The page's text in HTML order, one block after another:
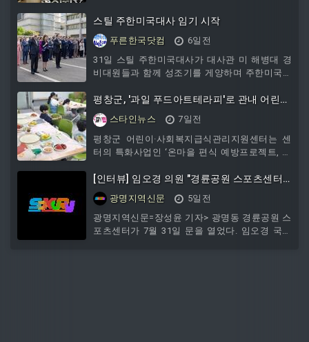
알려지지 않았다. GPT-6로 명명할지 GPT-5.7 같
은 GPT-5 계열
어로 일하던 그는
스틸 주한미국대사 임기 시작
푸른한국닷컴
6일전
31일 스틸 주한미국대사가 대사관 미 해병대 경
비대원들과 함께 성조기를 게양하며 주한미국대
평창군, '과일 푸드아트테라피'로 관내 어린이
편식 예방과 정서 안정 도모
스타인뉴스
7일전
평창군 어린이·사회복지급식관리지원센터는 센
터의 특화사업인 ‘온마을 편식 예방프로젝트, 과
습관 형성을 위한 활동을 이어가고 있다.‘온마을
편식 예방프로젝트’는 지역사회가 함께 참여하는
단계별 식습관 교육 프로그램이다. 대상자가 과
일을 자연스럽게 받아들이도록 ▲1단계 애착 형
성 ▲2단계 간접 노출 ▲3단계 소극적 노출 ▲4
[인터뷰] 임오경 의원 "경륜공원 스포츠센터
개관...문화·스포츠 콤플렉스 조성하겠다"
광명지역신문
5일전
광명지역신문=장성윤 기자> 광명동 경륜공원 스
포츠센터가 7월 31일 문을 열었다. 임오경 국회